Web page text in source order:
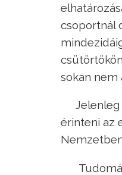
csoportnál
sokan nem
érinteni az